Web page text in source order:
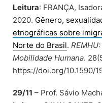
Leitura: FRANÇA,
2020. Gênero,
etnográficas sobre
Norte do Brasil.
Mobilidade Humana.
https://doi.org/10.1590/
29/11 – Prof. Sávio